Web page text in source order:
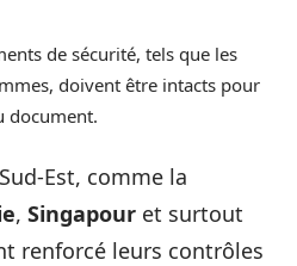
de sécurité, tels que les
doivent être intacts pour
document.
Est, comme la
, Singapour et surtout
renforcé leurs contrôles